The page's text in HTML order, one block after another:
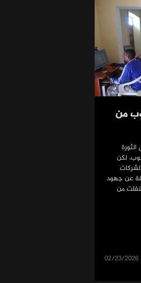
من
لكن
عن جهود
من